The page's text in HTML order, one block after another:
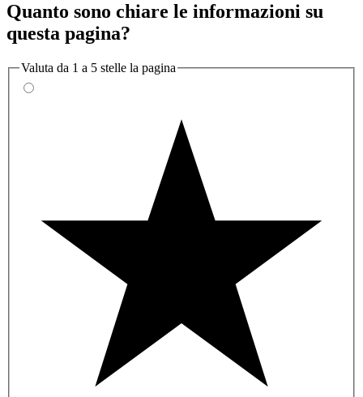
Quanto sono chiare le informazioni su
questa pagina?
Valuta da 1 a 5 stelle la pagina